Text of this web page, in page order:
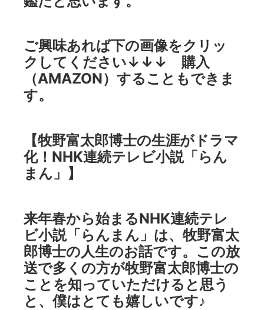
ご興味あれば下の画像をクリッ
クしてください↓↓↓ 購入
（AMAZON）することもできま
す。
【牧野富太郎博士の生涯がドラマ
化！NHK連続テレビ小説「らん
まん」】
来年春から始まるNHK連続テレ
ビ小説「らんまん」は、牧野富太
郎博士の人生のお話です。この放
送で多くの方が牧野富太郎博士の
ことを知っていただけると思う
と、僕はとても嬉しいです♪